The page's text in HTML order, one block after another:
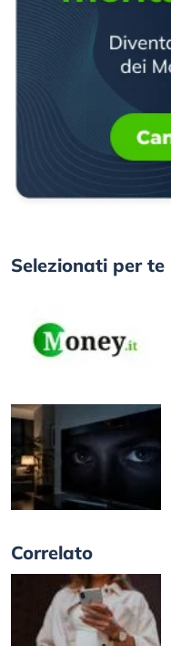
Selezionati per te
Correlato